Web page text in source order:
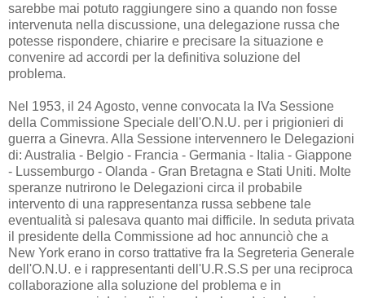
sarebbe mai potuto raggiungere sino a quando non fosse
intervenuta nella discussione, una delegazione russa che
potesse rispondere, chiarire e precisare la situazione e
convenire ad accordi per la definitiva soluzione del
problema.
Nel 1953, il 24 Agosto, venne convocata la IVa Sessione
della Commissione Speciale dell'O.N.U. per i prigionieri di
guerra a Ginevra. Alla Sessione intervennero le Delegazioni
di: Australia - Belgio - Francia - Germania - Italia - Giappone
- Lussemburgo - Olanda - Gran Bretagna e Stati Uniti. Molte
speranze nutrirono le Delegazioni circa il probabile
intervento di una rappresentanza russa sebbene tale
eventualità si palesava quanto mai difficile. In seduta privata
il presidente della Commissione ad hoc annunciò che a
New York erano in corso trattative fra la Segreteria Generale
dell'O.N.U. e i rappresentanti dell'U.R.S.S per una reciproca
collaborazione alla soluzione del problema e in